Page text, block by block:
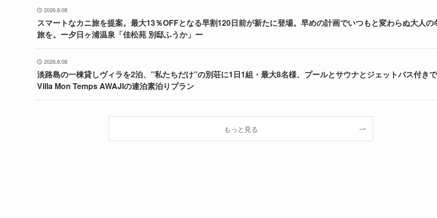
2026.8.08
スマートなカニ旅を提案。最大13％OFFとなる早割120日前が新たに登場。早めの計画でいつもと変わらぬ大人の
旅を。ー夕日ヶ浦温泉「佳松苑 別邸ふうか」ー
2026.8.08
淡路島の一棟貸しヴィラを2泊、”私たちだけ”の別荘に1日1組・最大8名様、プールとサウナとジェットバス付きで
Villa Mon Temps AWAJIの連泊素泊りプラン
もっと見る